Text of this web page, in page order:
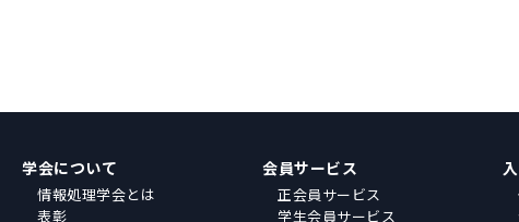
学会について
情報処理学会とは
表彰
会員サービス
正会員サービス
学生会員サービス